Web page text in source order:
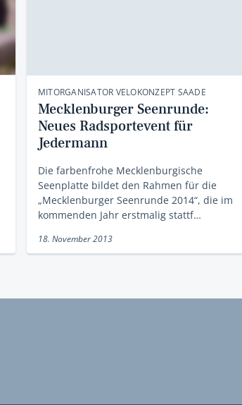
MITORGANISATOR VELOKONZEPT SAADE
Mecklenburger Seenrunde:
Neues Radsportevent für
Jedermann
Die farbenfrohe Mecklenburgische
Seenplatte bildet den Rahmen für die
„Mecklenburger Seenrunde 2014“, die im
kommenden Jahr erstmalig stattf…
18. November 2013